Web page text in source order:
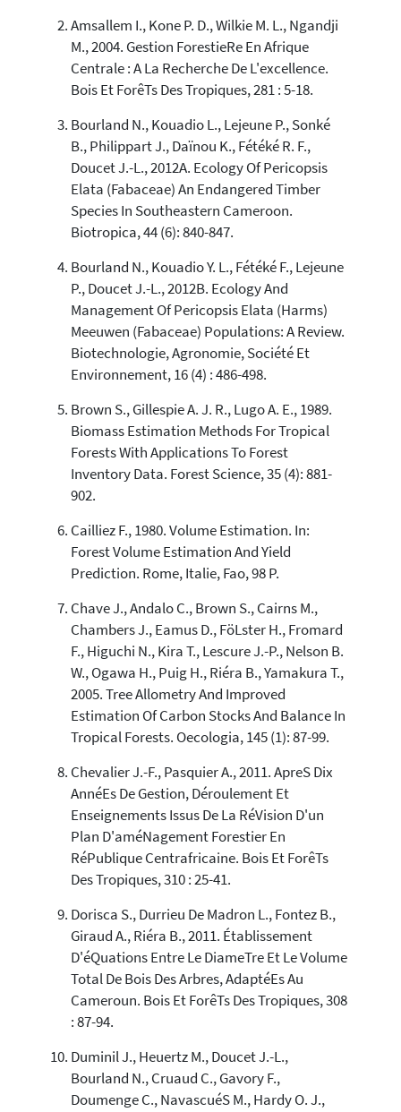
Scite shows how a scientific paper
has been cited by providing the
context of the citation, a
classification describing whether
the cited claim, and a label
indicating in which section the
citation was made.
Amsallem I., Kone P. D., Wilkie M. L., Ngandji
M., 2004. Gestion ForestieRe En Afrique
Centrale : A La Recherche De L'excellence.
Bois Et ForêTs Des Tropiques, 281 : 5-18.
Bourland N., Kouadio L., Lejeune P., Sonké
B., Philippart J., Daïnou K., Fétéké R. F.,
Doucet J.-L., 2012A. Ecology Of Pericopsis
Elata (Fabaceae) An Endangered Timber
Species In Southeastern Cameroon.
Biotropica, 44 (6): 840-847.
Bourland N., Kouadio Y. L., Fétéké F., Lejeune
P., Doucet J.-L., 2012B. Ecology And
Management Of Pericopsis Elata (Harms)
Meeuwen (Fabaceae) Populations: A Review.
Biotechnologie, Agronomie, Société Et
Environnement, 16 (4) : 486-498.
Brown S., Gillespie A. J. R., Lugo A. E., 1989.
Biomass Estimation Methods For Tropical
Forests With Applications To Forest
Inventory Data. Forest Science, 35 (4): 881-
902.
Cailliez F., 1980. Volume Estimation. In:
Forest Volume Estimation And Yield
Prediction. Rome, Italie, Fao, 98 P.
Chave J., Andalo C., Brown S., Cairns M.,
Chambers J., Eamus D., FöLster H., Fromard
F., Higuchi N., Kira T., Lescure J.-P., Nelson B.
W., Ogawa H., Puig H., Riéra B., Yamakura T.,
2005. Tree Allometry And Improved
Estimation Of Carbon Stocks And Balance In
Tropical Forests. Oecologia, 145 (1): 87-99.
Chevalier J.-F., Pasquier A., 2011. ApreS Dix
AnnéEs De Gestion, Déroulement Et
Enseignements Issus De La RéVision D'un
Plan D'améNagement Forestier En
RéPublique Centrafricaine. Bois Et ForêTs
Des Tropiques, 310 : 25-41.
Dorisca S., Durrieu De Madron L., Fontez B.,
Giraud A., Riéra B., 2011. Établissement
D'éQuations Entre Le DiameTre Et Le Volume
Total De Bois Des Arbres, AdaptéEs Au
Cameroun. Bois Et ForêTs Des Tropiques, 308
: 87-94.
Duminil J., Heuertz M., Doucet J.-L.,
Bourland N., Cruaud C., Gavory F.,
Doumenge C., NavascuéS M., Hardy O. J.,